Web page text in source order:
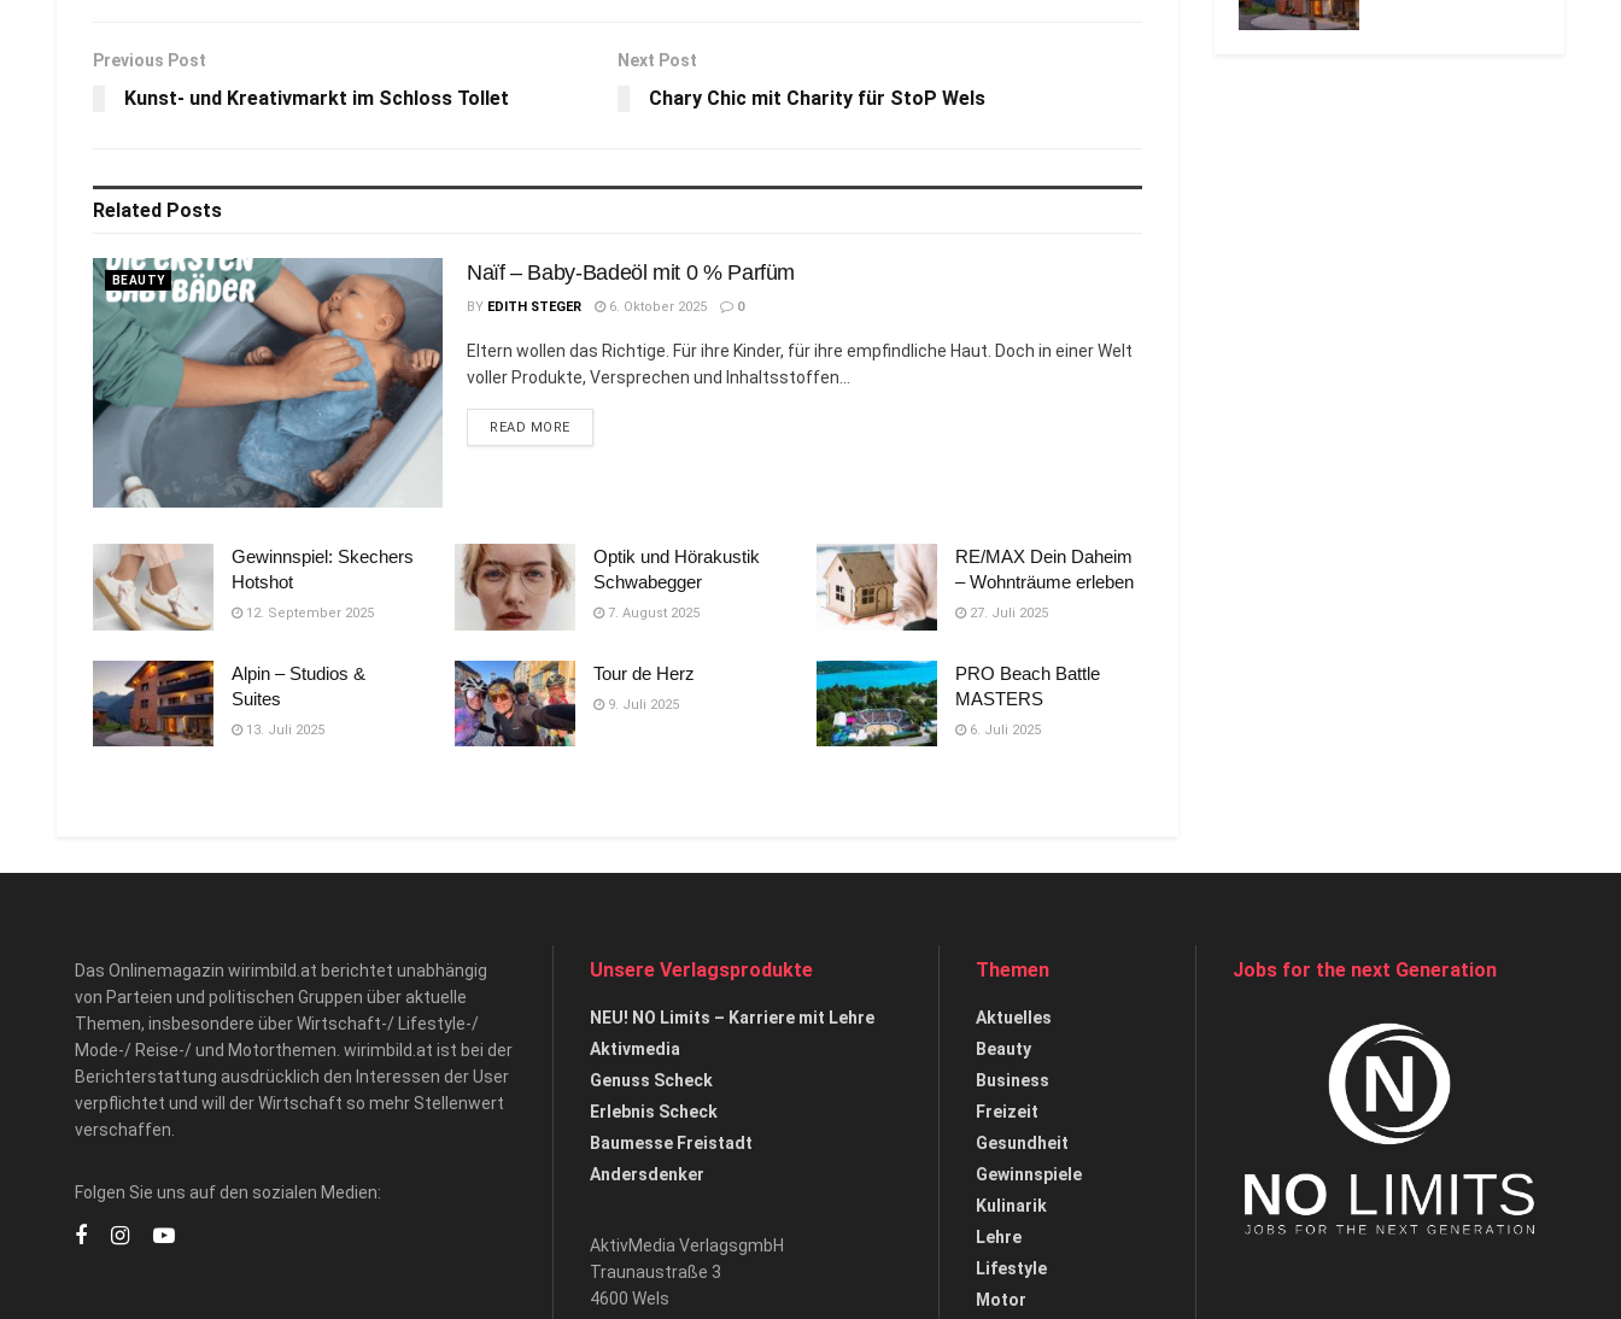
Previous Post
Kunst- und Kreativmarkt im Schloss Tollet
Next Post
Chary Chic mit Charity für StoP Wels
Related Posts
BEAUTY Naïf – Baby-Badeöl mit 0 % Parfüm
BY EDITH STEGER 6. Oktober 2025 0
Eltern wollen das Richtige. Für ihre Kinder, für ihre empfindliche Haut. Doch in einer Welt
voller Produkte, Versprechen und Inhaltsstoffen...
READ MOREDETAILS
Gewinnspiel: Skechers
Hotshot
12. September 2025
Optik und Hörakustik
Schwabegger
7. August 2025
RE/MAX Dein Daheim
– Wohnträume erleben
27. Juli 2025
Alpin – Studios &
Suites
13. Juli 2025
Tour de Herz
9. Juli 2025
PRO Beach Battle
MASTERS
6. Juli 2025
Das Onlinemagazin wirimbild.at berichtet unabhängig
von Parteien und politischen Gruppen über aktuelle
Themen, insbesondere über Wirtschaft-/ Lifestyle-/
Mode-/ Reise-/ und Motorthemen. wirimbild.at ist bei der
Berichterstattung ausdrücklich den Interessen der User
verpflichtet und will der Wirtschaft so mehr Stellenwert
verschaffen.
Folgen Sie uns auf den sozialen Medien:
Unsere Verlagsprodukte
NEU! NO Limits – Karriere mit Lehre
Aktivmedia
Genuss Scheck
Erlebnis Scheck
Baumesse Freistadt
Andersdenker
AktivMedia VerlagsgmbH
Traunaustraße 3
4600 Wels
Themen
Aktuelles
Beauty
Business
Freizeit
Gesundheit
Gewinnspiele
Kulinarik
Lehre
Lifestyle
Motor
Jobs for the next Generation